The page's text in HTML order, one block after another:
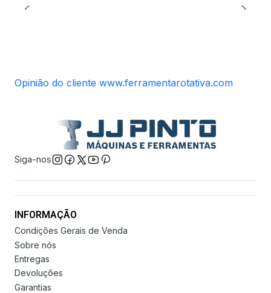
Opinião do cliente www.ferramentarotativa.com
Siga-nos
INFORMAÇÃO
Condições Gerais de Venda
Sobre nós
Entregas
Devoluções
Garantias